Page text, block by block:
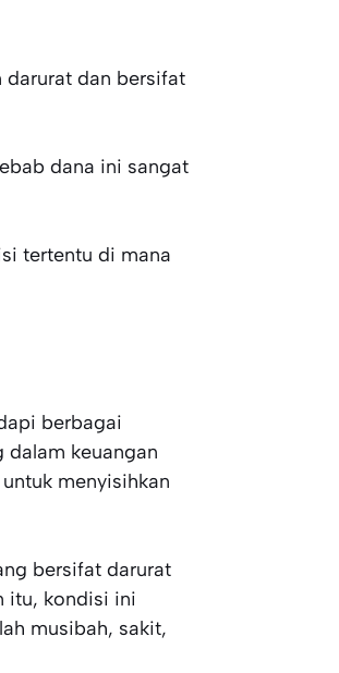
darurat dan bersifat
dana ini sangat
tertentu di mana
berbagai
keuangan
menyisihkan
bersifat darurat
itu, kondisi ini
musibah, sakit,